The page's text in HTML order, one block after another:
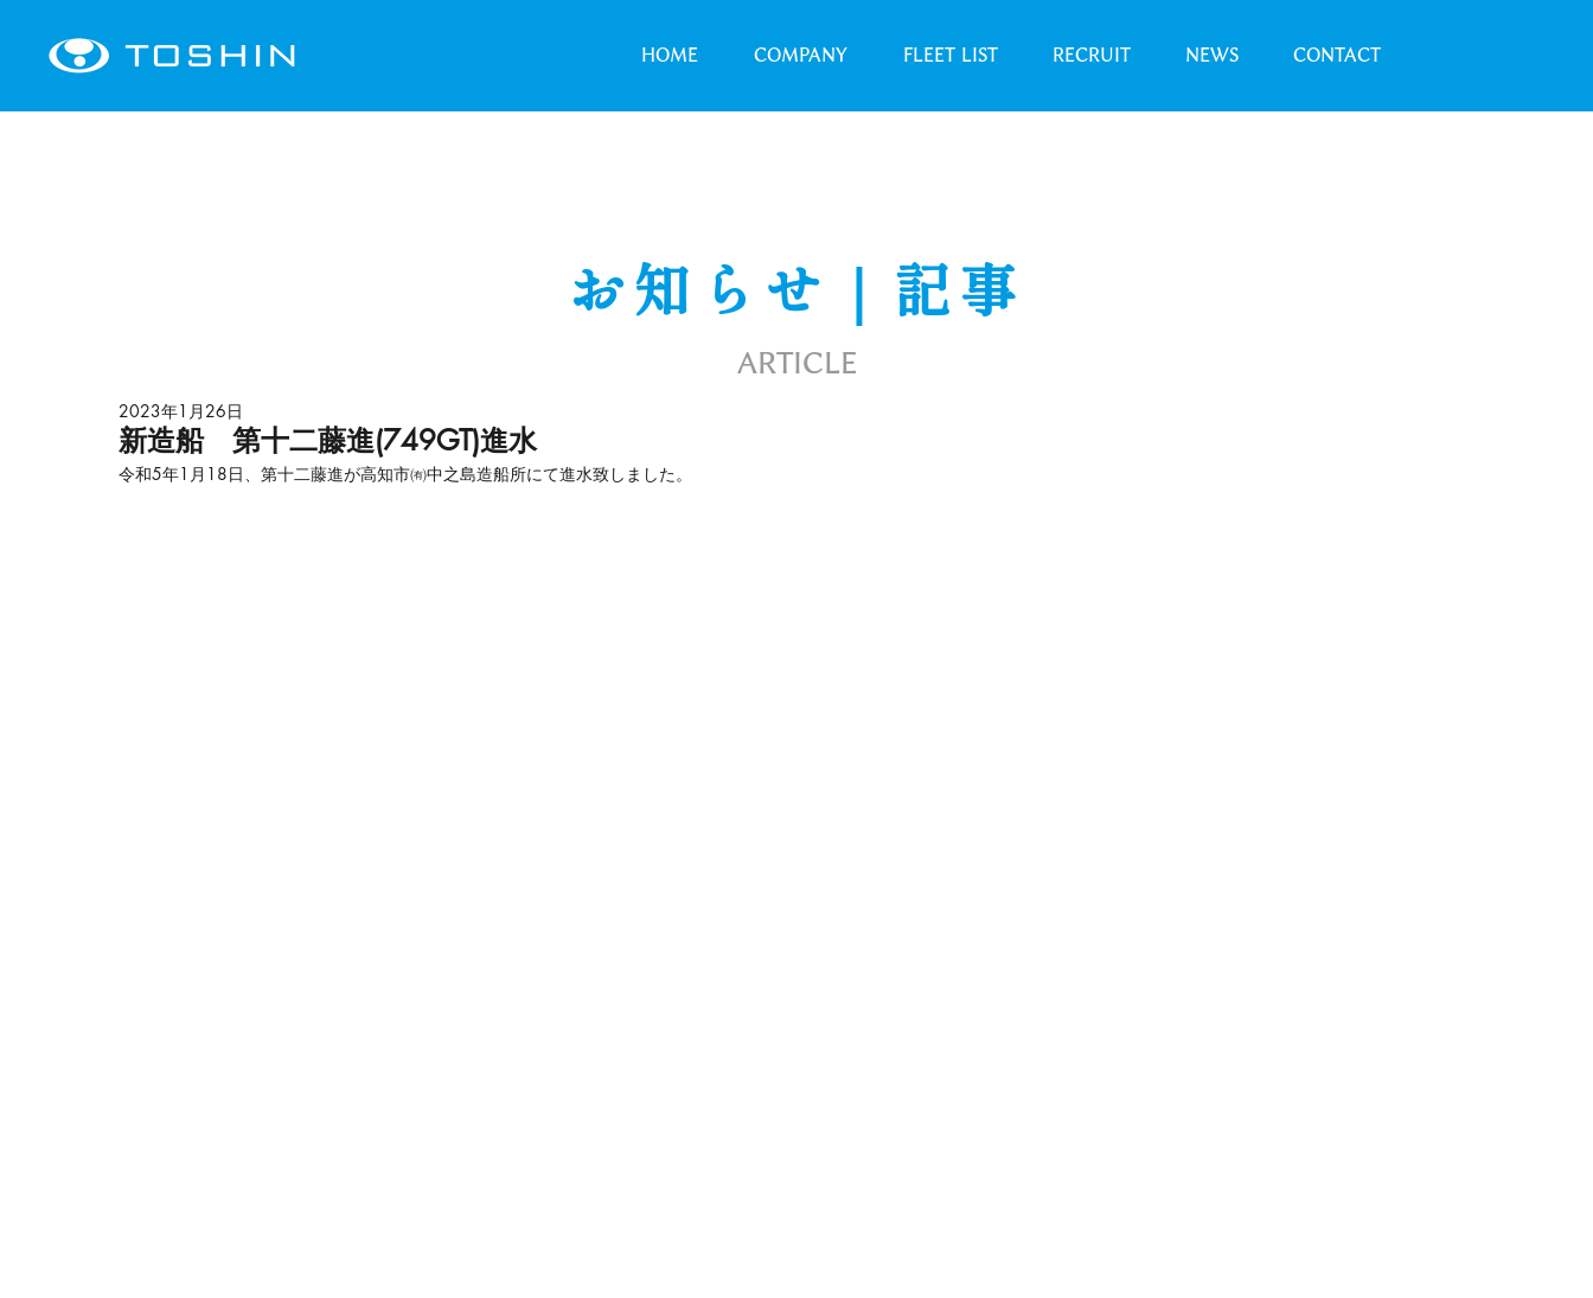
HOME COMPANY FLEET LIST RECRUIT NEWS CONTACT
お知らせ｜記事
ARTICLE
新造船 第十二藤進(749GT)進水
2023年1月26日
令和5年1月18日、第十二藤進が高知市㈲中之島造船所にて進水致しました。